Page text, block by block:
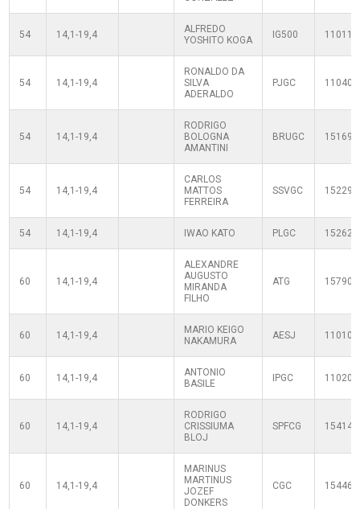
54 14,1-19,4
ALFREDO
YOSHITO KOGA
IG500
54 14,1-19,4
RONALDO DA
SILVA
ADERALDO
PJGC
54 14,1-19,4
RODRIGO
BOLOGNA
AMANTINI
BRUGC
54 14,1-19,4
CARLOS
MATTOS
FERREIRA
SSVGC
54 14,1-19,4 IWAO KATO PLGC
60 14,1-19,4
ALEXANDRE
AUGUSTO
MIRANDA
FILHO
ATG
60 14,1-19,4
MARIO KEIGO
NAKAMURA
AESJ
60 14,1-19,4
ANTONIO
BASILE
IPGC
60 14,1-19,4
RODRIGO
CRISSIUMA
BLOJ
SPFCG
60 14,1-19,4
MARINUS
MARTINUS
JOZEF
DONKERS
CGC